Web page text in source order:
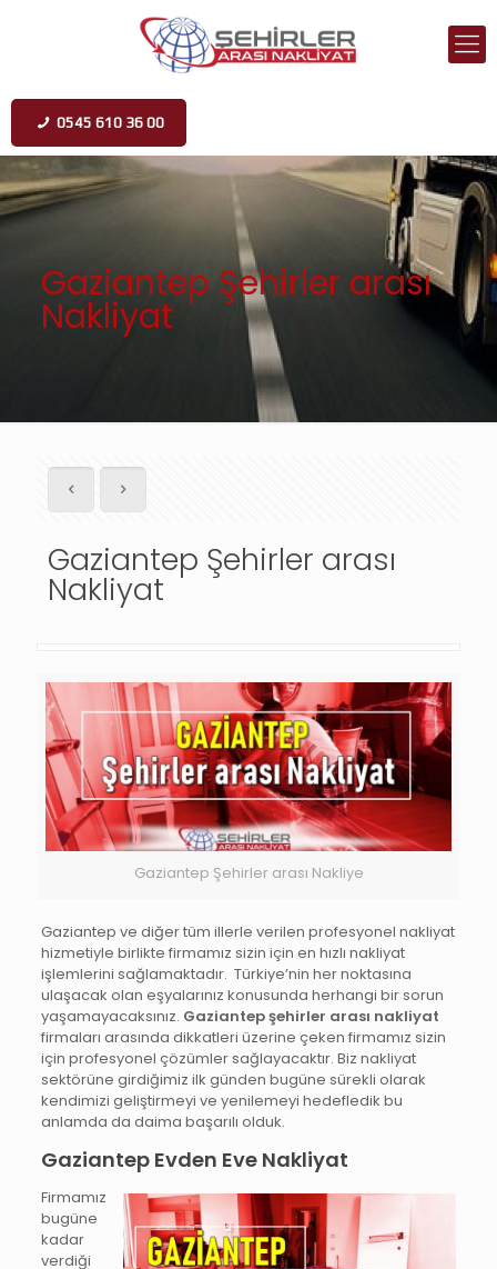
0545 610 36 00
Gaziantep Şehirler arası
Nakliyat
Gaziantep Şehirler arası
Nakliyat
Gaziantep Şehirler arası Nakliye
Gaziantep ve diğer tüm illerle verilen profesyonel nakliyat
hizmetiyle birlikte firmamız sizin için en hızlı nakliyat
işlemlerini sağlamaktadır. Türkiye’nin her noktasına
ulaşacak olan eşyalarınız konusunda herhangi bir sorun
yaşamayacaksınız. Gaziantep şehirler arası nakliyat
firmaları arasında dikkatleri üzerine çeken firmamız sizin
için profesyonel çözümler sağlayacaktır. Biz nakliyat
sektörüne girdiğimiz ilk günden bugüne sürekli olarak
kendimizi geliştirmeyi ve yenilemeyi hedefledik bu
anlamda da daima başarılı olduk.
Gaziantep Evden Eve Nakliyat
Firmamız
bugüne
kadar
verdiği